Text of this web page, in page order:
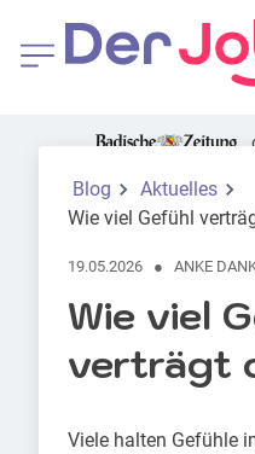
Foto: Canva | djiledesign
Blog
Aktuelles
Wie viel Gefühl
19.05.2026 ● ANKE
Wie viel
verträgt
Viele halten Gefühle